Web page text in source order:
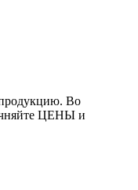
продукцию. Во
ЦЕНЫ и